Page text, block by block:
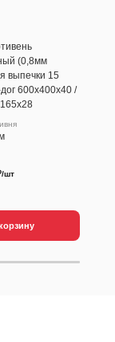
(0,8мм
выпечки 15
600х400х40 /
шт